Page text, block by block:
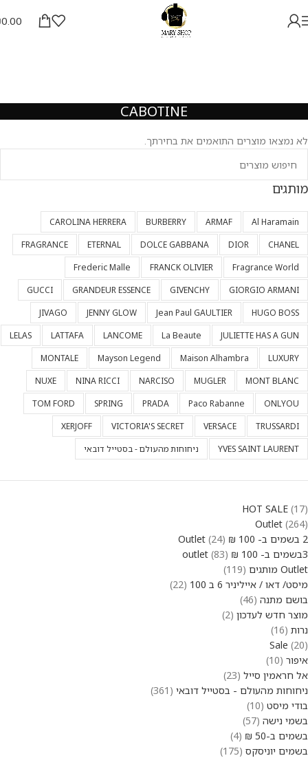
0.00
CABOTINE
לא נמצאו מוצרים התואמים את בחירתך.
מותגים
Al Haramain
ARMAF
BURBERRY
CAROLINA HERRERA
CHANEL
DIOR
DOLCE GABBANA
ETERNAL
FRAGRANCE
Fragrance World
FRANCK OLIVIER
Frederic Malle
GIORGIO ARMANI
GIVENCHY
GRANDEUR ESSENCE
GUCCI
HUGO BOSS
Jean Paul GAULTIER
JENNY GLOW
JIVAGO
JULIETTE HAS A GUN
La Beaute
LANCOME
LATTAFA
LELAS
LUXURY
Maison Alhambra
Mayson Legend
MONTALE
MONT BLANC
MUGLER
NARCISO
NINA RICCI
NUXE
ONLYOU
Paco Rabanne
PRADA
SPRING
TOM FORD
TRUSSARDI
VERSACE
VICTORIA'S SECRET
XERJOFF
YVES SAINT LAURENT
ניחוחות מהעולם - בסטייל דובאי
HOT SALE 17
Outlet 264
2 בשמים ב- 100 ₪ Outlet
24
3בשמים ב- 100 ₪ outlet
83
Outlet מותגים
119
מיסט/ דאו / אייליניר 6 ב 100
22
בושם מתנה 46
מוצר חדש לעדכון 2
נרות 16
Sale 20
איפור 10
אל חראמין סייל 23
ניחוחות מהעולם - בסטייל דובאי
361
בודי מיסט 10
בשמי נישה 57
בשמים ב-50 ₪
4
בשמים יוניסקס 175